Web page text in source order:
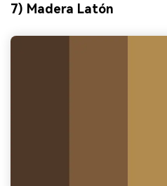
7) Madera Latón